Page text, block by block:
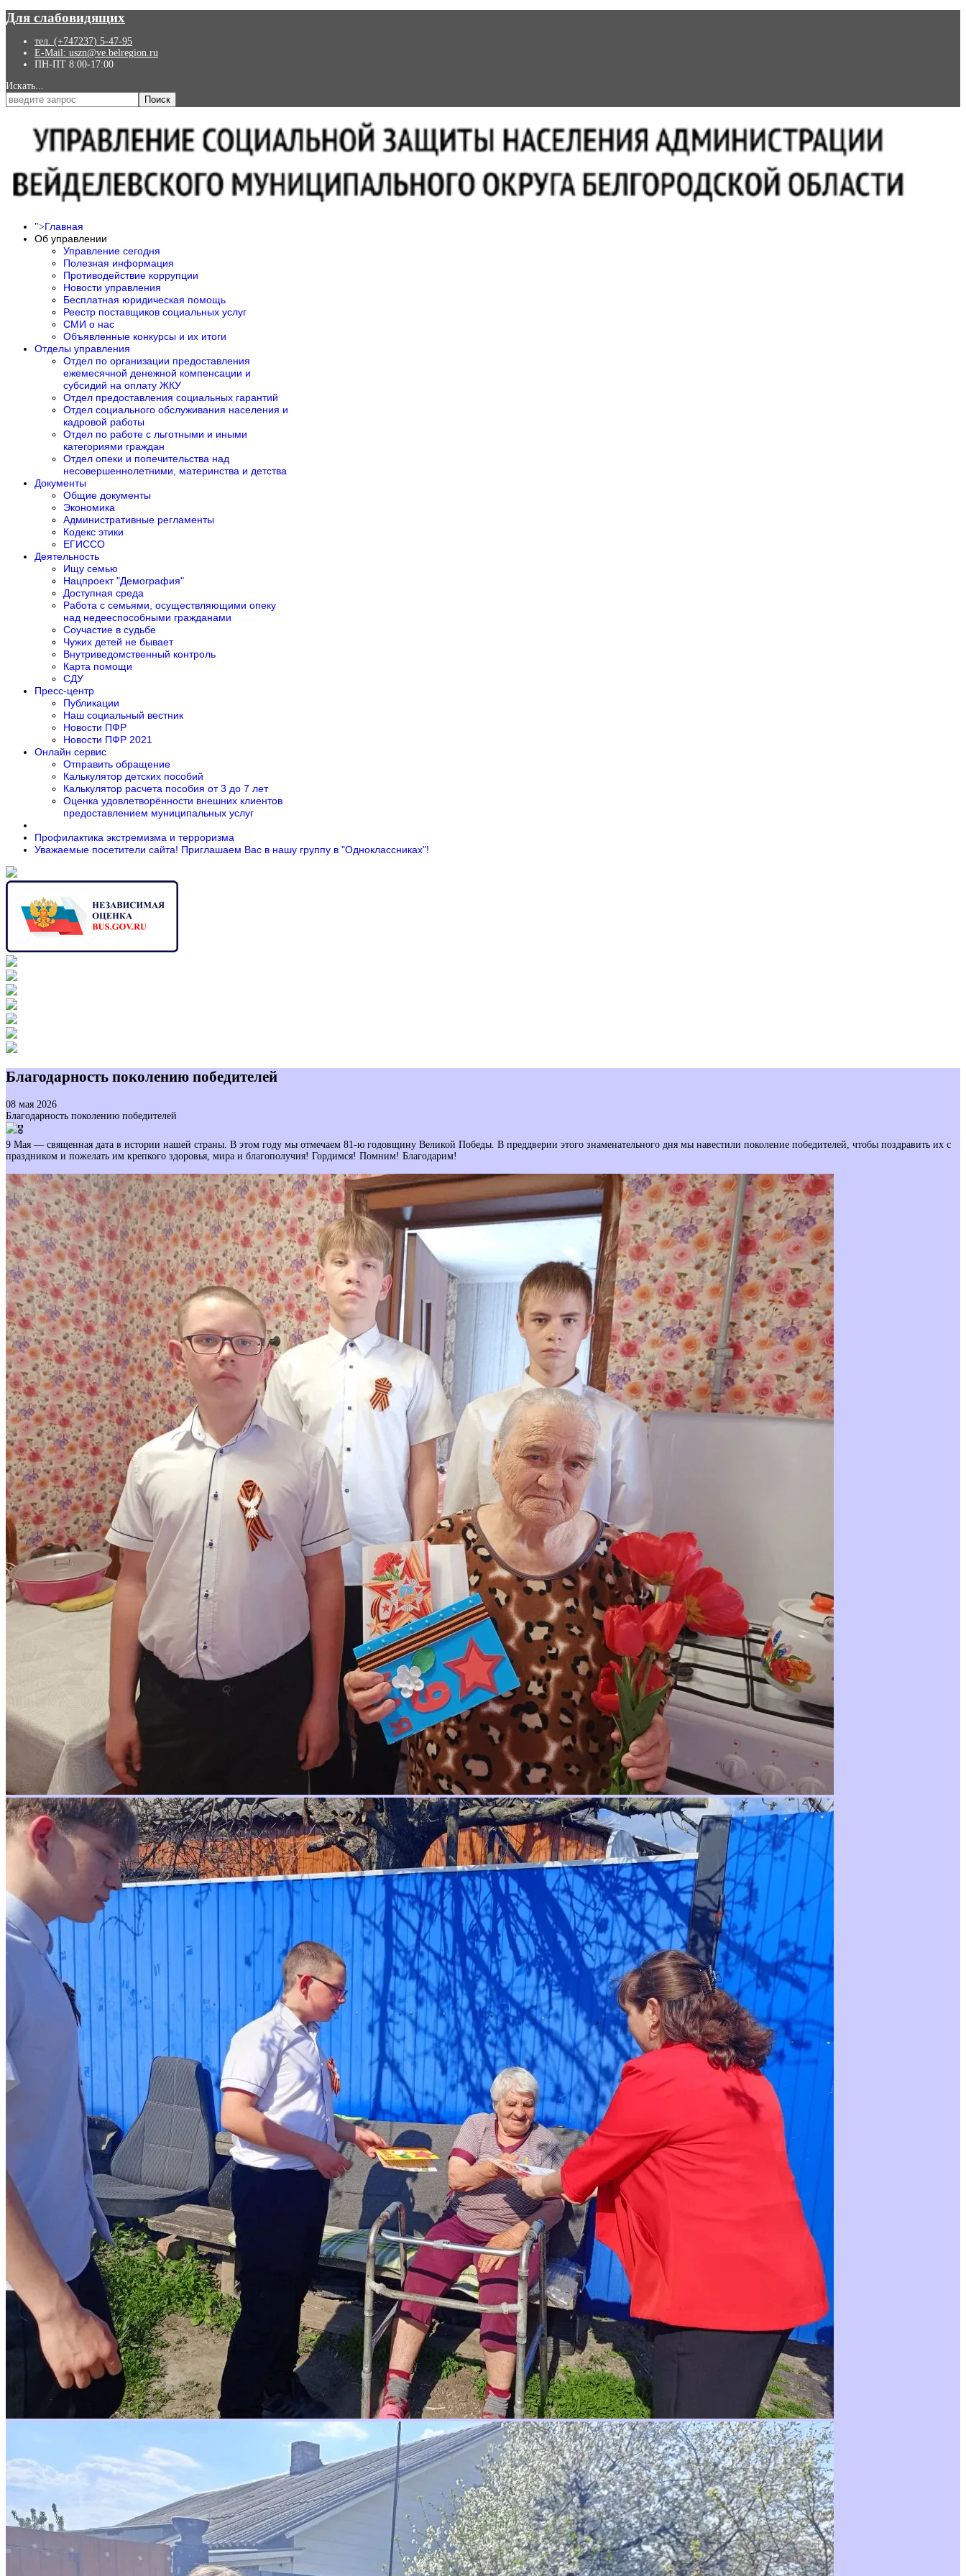
Для слабовидящих
тел. (+747237) 5-47-95
E-Mail: uszn@ve.belregion.ru
ПН-ПТ 8:00-17:00
Искать...
Поиск
">Главная
Об управлении
Управление сегодня
Полезная информация
Противодействие коррупции
Новости управления
Бесплатная юридическая помощь
Реестр поставщиков социальных услуг
СМИ о нас
Объявленные конкурсы и их итоги
Отделы управления
Отдел по организации предоставления
ежемесячной денежной компенсации и
субсидий на оплату ЖКУ
Отдел предоставления социальных гарантий
Отдел социального обслуживания населения и
кадровой работы
Отдел по работе с льготными и иными
категориями граждан
Отдел опеки и попечительства над
несовершеннолетними, материнства и детства
Документы
Общие документы
Экономика
Административные регламенты
Кодекс этики
ЕГИССО
Деятельность
Ищу семью
Нацпроект "Демография"
Доступная среда
Работа с семьями, осуществляющими опеку
над недееспособными гражданами
Соучастие в судьбе
Чужих детей не бывает
Внутриведомственный контроль
Карта помощи
СДУ
Пресс-центр
Публикации
Наш социальный вестник
Новости ПФР
Новости ПФР 2021
Онлайн сервис
Отправить обращение
Калькулятор детских пособий
Калькулятор расчета пособия от 3 до 7 лет
Оценка удовлетворённости внешних клиентов
предоставлением муниципальных услуг
Профилактика экстремизма и терроризма
Уважаемые посетители сайта! Приглашаем Вас в нашу группу в "Одноклассниках"!
Благодарность поколению победителей
08 мая 2026
Благодарность поколению победителей
9 Мая — священная дата в истории нашей страны. В этом году мы отмечаем 81-ю годовщину Великой Победы. В преддверии этого знаменательного дня мы навестили поколение победителей, чтобы поздравить их с
праздником и пожелать им крепкого здоровья, мира и благополучия! Гордимся! Помним! Благодарим!